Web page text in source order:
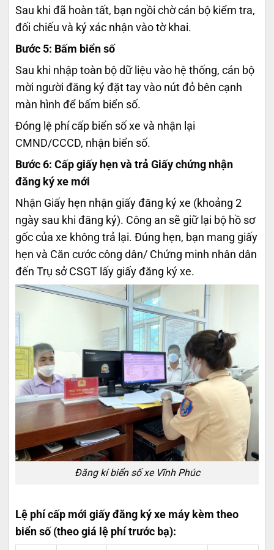
Sau khi đã hoàn tất, bạn ngồi chờ cán bộ kiểm tra,
đối chiếu và ký xác nhận vào tờ khai.
Bước 5: Bấm biển số
Sau khi nhập toàn bộ dữ liệu vào hệ thống, cán bộ
mời người đăng ký đặt tay vào nút đỏ bên cạnh
màn hình để bấm biển số.
Đóng lệ phí cấp biển số xe và nhận lại
CMND/CCCD, nhận biển số.
Bước 6: Cấp giấy hẹn và trả Giấy chứng nhận
đăng ký xe mới
Nhận Giấy hẹn nhận giấy đăng ký xe (khoảng 2
ngày sau khi đăng ký). Công an sẽ giữ lại bộ hồ sơ
gốc của xe không trả lại. Đúng hẹn, bạn mang giấy
hẹn và Căn cước công dân/ Chứng minh nhân dân
đến Trụ sở CSGT lấy giấy đăng ký xe.
Đăng kí biển số xe Vĩnh Phúc
Lệ phí cấp mới giấy đăng ký xe máy kèm theo
biển số (theo giá lệ phí trước bạ):